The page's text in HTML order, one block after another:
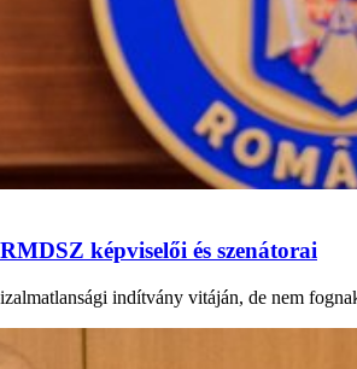
képviselői és szenátorai
indítvány vitáján, de nem